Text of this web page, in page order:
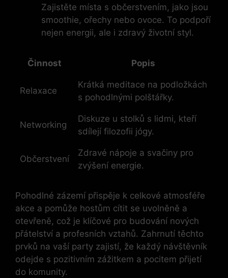
Zajistěte místa s občerstvením, jako jsou
smoothie, ořechy nebo ovoce. To podpoří
nejen energii, ale i zdravý životní styl.
Činnost Popis
Relaxace
Krátká meditace na podložkách
s pohodlnými polštářky.
Networking
Diskuze u stolků s lidmi, kteří
sdílejí filozofii jógy.
Občerstvení
Zdravé nápoje a svačiny pro
zvýšení energie.
Pohodlné zázemí přispěje k celkové atmosféře
akce a pomůže hostům cítit se uvolněně a
otevřeně, což je klíčové pro budování nových
přátelství a profesních vztahů. Zahrnutí těchto
prvků na vaší party zajistí, že každý návštěvník
odejde s pozitivním zážitkem a pocitem přijetí
do komunity.